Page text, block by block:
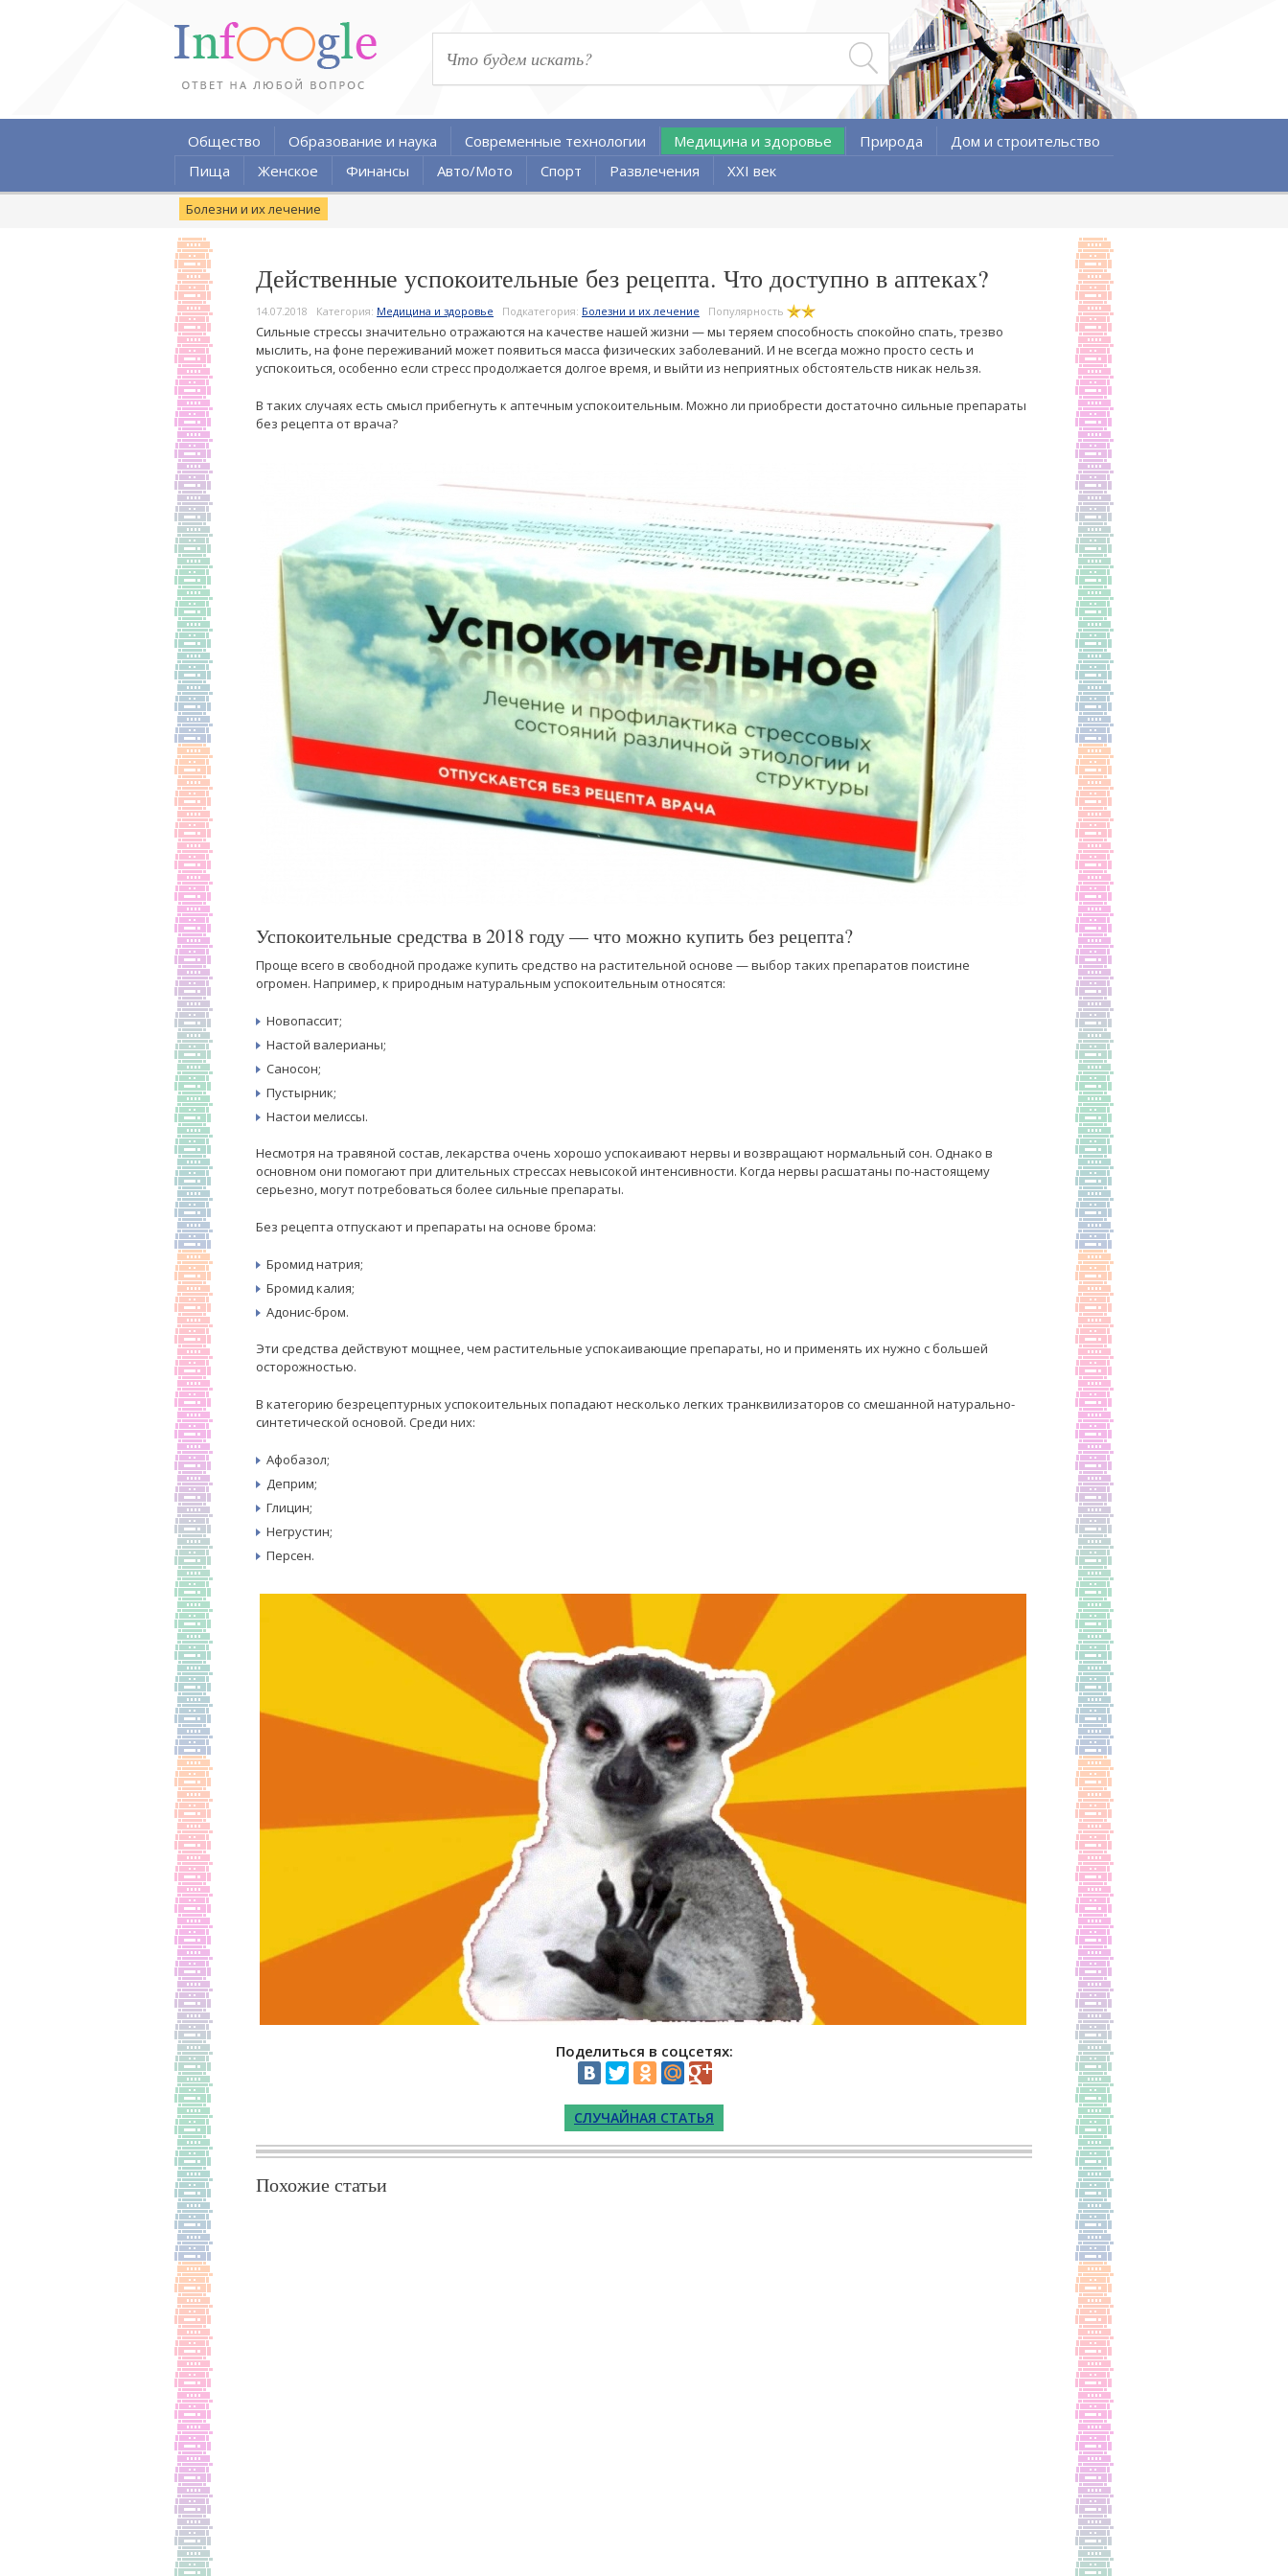
Общество Образование и наука Современные технологии Медицина и здоровье Природа
Дом и строительство
Пища
Женское Финансы Авто/Мото Спорт Развлечения XXI век
Болезни и их лечение
Действенные успокоительные без рецепта. Что доступно в аптеках?
14.07.2018 Категория: Медицина и здоровье Подкатегория: Болезни и их лечение Популярность
Сильные стрессы значительно отражаются на качестве нашей жизни — мы теряем способность спокойно спать, трезво
мыслить, на фоне переживаний может появиться масса физических заболеваний. И не всегда можно просто сесть и
успокоиться, особенно если стресс продолжается долгое время, и выйти из неприятных обстоятельств никак нельзя.
В таких случаях есть смысл прибегнуть к аптечным успокоительным. Можно ли приобрести достаточно сильные препараты
без рецепта от врача?
Успокоительные средства в 2018 году — что можно купить без рецепта?
Проще всего в свободной продаже купить средство на растительной основе — выбор таких препаратов поистине
огромен. Например, к природным натуральным успокоительным относятся:
Новопассит;
Настой валерианы;
Саносон;
Пустырник;
Настои мелиссы.
Несмотря на травяной состав, лекарства очень хорошо успокаивают нервы и возвращают нормальный сон. Однако в
основном они помогают при длительных стрессах невысокой интенсивности. Когда нервы расшатаны по-настоящему
серьезно, могут потребоваться более сильные препараты.
Без рецепта отпускают и препараты на основе брома:
Бромид натрия;
Бромид калия;
Адонис-бром.
Эти средства действуют мощнее, чем растительные успокаивающие препараты, но и применять их нужно с большей
осторожностью.
В категорию безрецептурных успокоительных попадают несколько легких транквилизаторов со смешанной натурально-
синтетической основой. Среди них:
Афобазол;
Деприм;
Глицин;
Негрустин;
Персен.
Поделиться в соцсетях:
СЛУЧАЙНАЯ СТАТЬЯ
Похожие статьи